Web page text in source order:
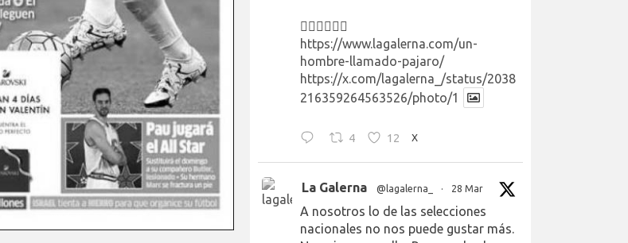
👉🏻👉🏻👉🏻
https://www.lagalerna.com/un-
hombre-llamado-pajaro/
https://x.com/lagalerna_/status/2038
216359264563526/photo/1
4 12 X
La Galerna @lagalerna_ · 28 Mar
A nosotros lo de las selecciones
nacionales no nos puede gustar más.